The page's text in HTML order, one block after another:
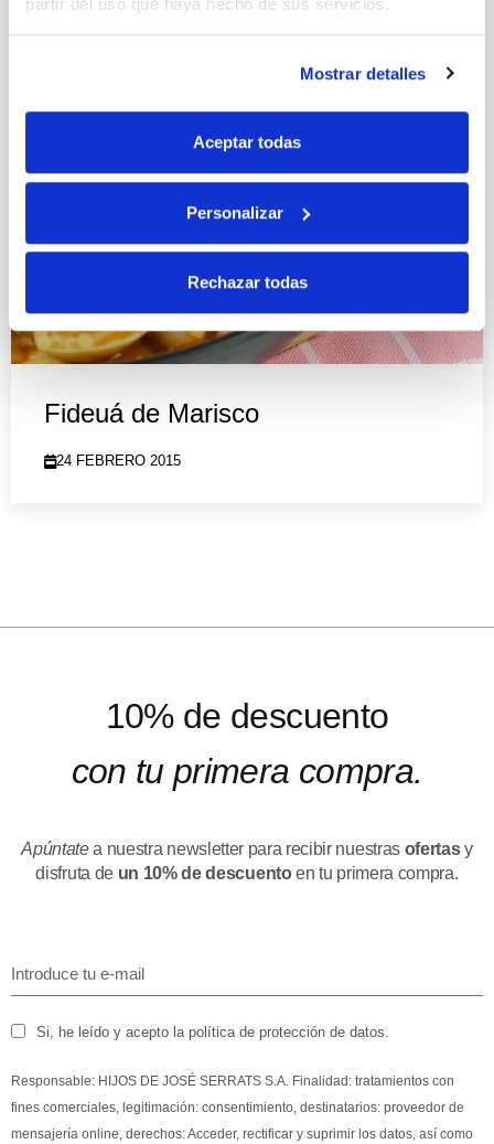
Mostrar detalles
Aceptar todas
Personalizar
Rechazar todas
Fideuá de Marisco
24 FEBRERO 2015
10% de descuento
con tu primera compra.
Apúntatea nuestra newsletter para recibir nuestras ofertasy
disfruta de un 10% de descuentoen tu primera compra.
Si, he leído y acepto la política de protección de datos.
Responsable: HIJOS DE JOSÉ SERRATS S.A. Finalidad: tratamientos con
fines comerciales, legitimación: consentimiento, destinatarios: proveedor de
mensajería online, derechos: Acceder, rectificar y suprimir los datos, así como